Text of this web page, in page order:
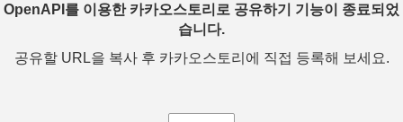
OpenAPI를 이용한 카카오스토리로 공유하기 기능이 종료되었
습니다.
공유할 URL을 복사 후 카카오스토리에 직접 등록해 보세요.